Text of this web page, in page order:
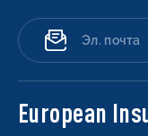
European